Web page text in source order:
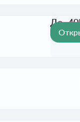
-
До -